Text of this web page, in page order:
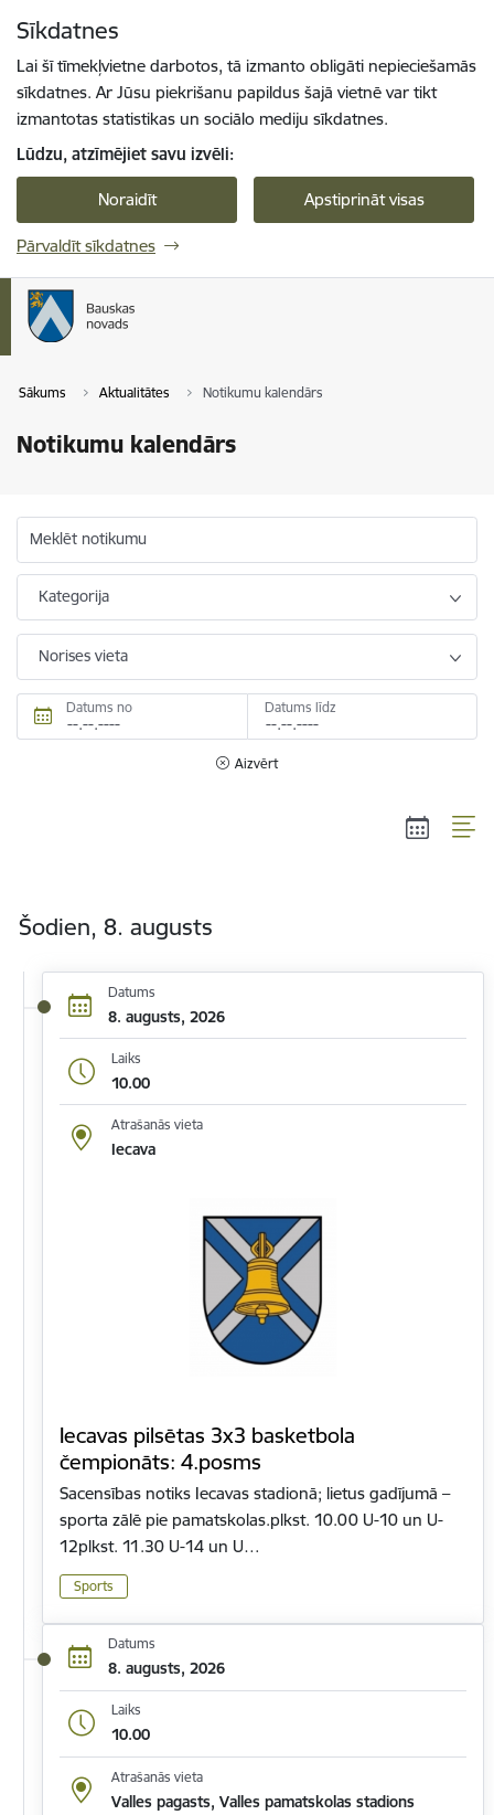
Sīkdatnes
Lai šī tīmekļvietne darbotos, tā izmanto obligāti nepieciešamās
sīkdatnes. Ar Jūsu piekrišanu papildus šajā vietnē var tikt
izmantotas statistikas un sociālo mediju sīkdatnes.
Lūdzu, atzīmējiet savu izvēli:
Noraidīt Apstiprināt visas
Pārvaldīt sīkdatnes
Sākums Aktualitātes Notikumu kalendārs
Notikumu kalendārs
Meklēt notikumu
Kategorija
Norises vieta
Datums no Datums līdz
Aizvērt
Šodien, 8. augusts
Datums
8. augusts, 2026
Laiks
10.00
Atrašanās vieta
Iecava
Iecavas pilsētas 3x3 basketbola
čempionāts: 4.posms
Sacensības notiks Iecavas stadionā; lietus gadījumā –
sporta zālē pie pamatskolas.plkst. 10.00 U-10 un U-
12plkst. 11.30 U-14 un U…
Sports
Datums
8. augusts, 2026
Laiks
10.00
Atrašanās vieta
Valles pagasts, Valles pamatskolas stadions